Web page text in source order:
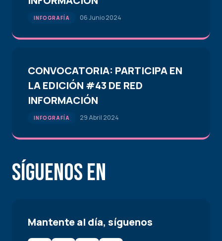
INFOGRAFÍA 06 Junio 2024
CONVOCATORIA: PARTICIPA EN
LA EDICIÓN #43 DE RED
INFORMACIÓN
INFOGRAFÍA 29 Abril 2024
Síguenos en
Mantente al día, síguenos